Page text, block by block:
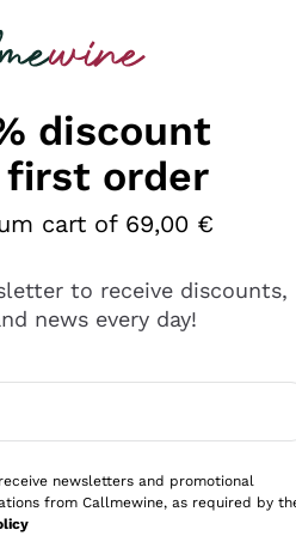
sono alternative che
discount
first order
cart of 69,00 €
to receive discounts,
news every day!
newsletters and promotional
from Callmewine, as required by